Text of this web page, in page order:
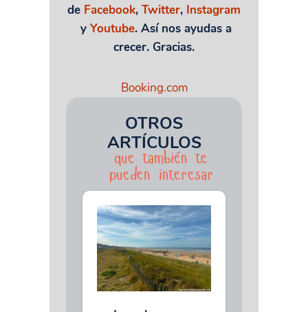
de Facebook, Twitter, Instagram
y Youtube. Así nos ayudas a
crecer. Gracias.
Booking.com
OTROS
ARTÍCULOS
que también te
pueden interesar